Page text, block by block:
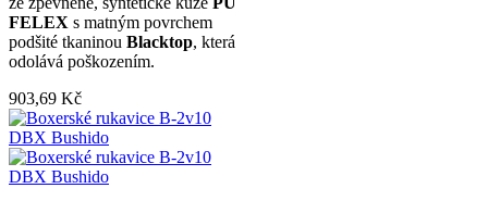
FELEX s matným povrchem
podšité tkaninou Blacktop, která
odolává poškozením.
903,69 Kč